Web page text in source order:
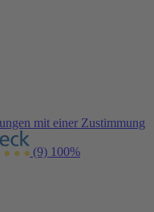
mit einer Zustimmung
(9) 100%